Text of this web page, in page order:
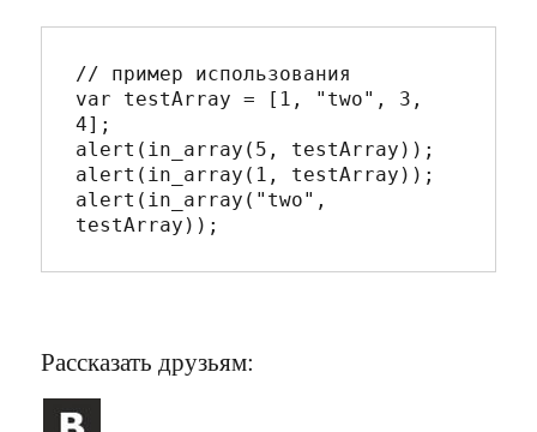
// пример использования
var testArray = [1, "two", 3,
4];
alert(in_array(5, testArray));
alert(in_array(1, testArray));
alert(in_array("two",
Рассказать друзьям: